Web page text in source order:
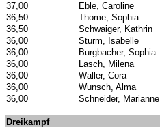
37,00
Eble, Caroline
36,50
Thome, Sophia
36,50
Schwaiger, Kathrin
36,00
Sturm, Isabelle
36,00
Burgbacher, Sophia
36,00
Lasch, Milena
36,00
Waller, Cora
36,00
Wunsch, Alma
36,00
Schneider, Marianne
Dreikampf